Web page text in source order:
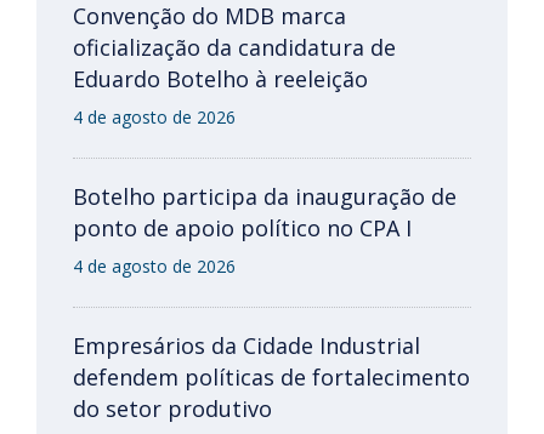
Convenção do MDB marca
oficialização da candidatura de
Eduardo Botelho à reeleição
4 de agosto de 2026
Botelho participa da inauguração de
ponto de apoio político no CPA I
4 de agosto de 2026
Empresários da Cidade Industrial
defendem políticas de fortalecimento
do setor produtivo